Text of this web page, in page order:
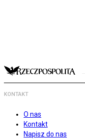
KONTAKT
O nas
Kontakt
Napisz do nas